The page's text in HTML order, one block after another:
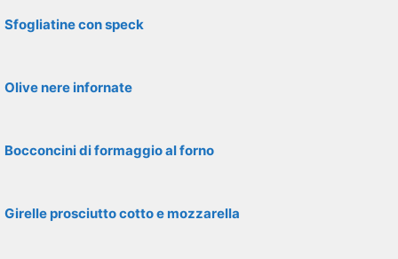
Sfogliatine con speck
Olive nere infornate
Bocconcini di formaggio al forno
Girelle prosciutto cotto e mozzarella